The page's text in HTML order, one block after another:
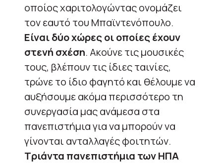
οποίος χαριτολογώντας ονομάζει
τον εαυτό του Μπαϊντενόπουλο.
Είναι δύο χώρες οι οποίες έχουν
στενή σχέση. Ακούνε τις μουσικές
τους, βλέπουν τις ίδιες ταινίες,
τρώνε το ίδιο φαγητό και θέλουμε να
αυξήσουμε ακόμα περισσότερο τη
συνεργασία μας ανάμεσα στα
πανεπιστήμια για να μπορούν να
γίνονται ανταλλαγές φοιτητών.
Τριάντα πανεπιστήμια των ΗΠΑ